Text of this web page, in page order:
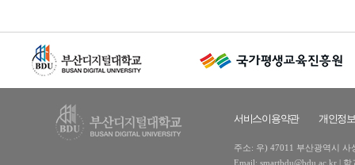
서비스이용약관 개인정
주소: 우) 47011 부산광역시 사
Email: smartbdu@bdu.ac.kr |